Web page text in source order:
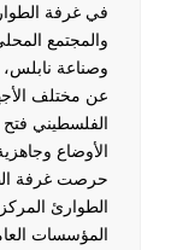
في غرفة
والمجتمع
وصناعة
عن مختلف
الفلسطيني
الأوضاع
حرصت غرفة
الطوارئ
المؤسسات